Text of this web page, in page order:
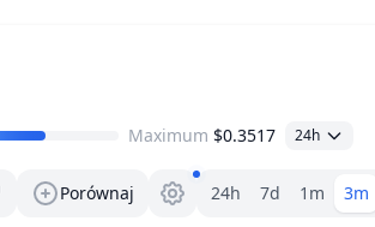
Maximum $0.3517 24h
Porównaj Wybór zakresu.
24h 7d 1m 3m